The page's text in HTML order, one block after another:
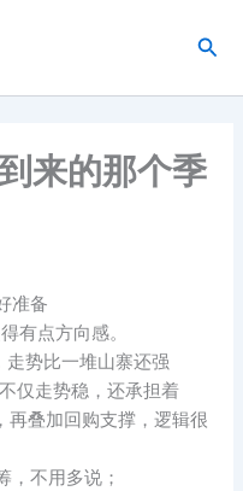
搜
来的那个季
准备
有点方向感。
走势比一堆山寨还强
仅走势稳，还承担着
再叠加回购支撑，逻辑很
，不用多说；